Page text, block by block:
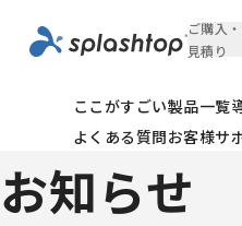
ご購入
見積り
ここがすごい製品一覧
よくある質問お客様サ
お知らせ